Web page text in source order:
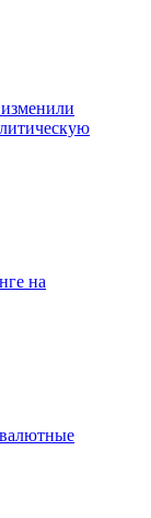
на
валютные